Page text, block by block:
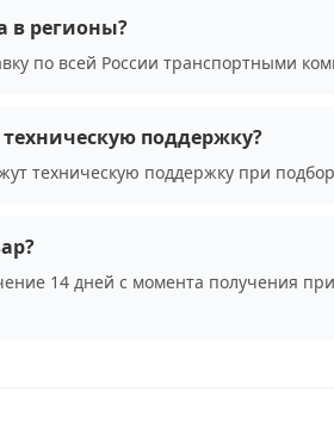
в регионы?
по всей России транспортными
поддержку?
техническую поддержку при
14 дней с момента получения